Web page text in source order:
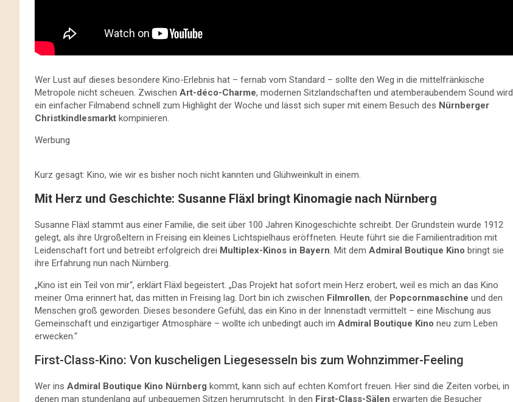
Wer Lust auf dieses besondere Kino-Erlebnis hat – fernab vom Standard – sollte den Weg in die mittelfränkische
Metropole nicht scheuen. Zwischen Art-déco-Charme, modernen Sitzlandschaften und atemberaubendem Sound wird
ein einfacher Filmabend schnell zum Highlight der Woche und lässt sich super mit einem Besuch des Nürnberger
Christkindlesmarkt kompinieren.
Werbung
Kurz gesagt: Kino, wie wir es bisher noch nicht kannten und Glühweinkult in einem.
Mit Herz und Geschichte: Susanne Fläxl bringt Kinomagie nach Nürnberg
Susanne Fläxl stammt aus einer Familie, die seit über 100 Jahren Kinogeschichte schreibt. Der Grundstein wurde 1912
gelegt, als ihre Urgroßeltern in Freising ein kleines Lichtspielhaus eröffneten. Heute führt sie die Familientradition mit
Leidenschaft fort und betreibt erfolgreich drei Multiplex-Kinos in Bayern. Mit dem Admiral Boutique Kino bringt sie
ihre Erfahrung nun nach Nürnberg.
„Kino ist ein Teil von mir“, erklärt Fläxl begeistert. „Das Projekt hat sofort mein Herz erobert, weil es mich an das Kino
meiner Oma erinnert hat, das mitten in Freising lag. Dort bin ich zwischen Filmrollen, der Popcornmaschine und den
Menschen groß geworden. Dieses besondere Gefühl, das ein Kino in der Innenstadt vermittelt – eine Mischung aus
Gemeinschaft und einzigartiger Atmosphäre – wollte ich unbedingt auch im Admiral Boutique Kino neu zum Leben
erwecken.“
First-Class-Kino: Von kuscheligen Liegesesseln bis zum Wohnzimmer-Feeling
Wer ins Admiral Boutique Kino Nürnberg kommt, kann sich auf echten Komfort freuen. Hier sind die Zeiten vorbei, in
denen man stundenlang auf unbequemen Sitzen herumrutscht. In den First-Class-Sälen erwarten die Besucher